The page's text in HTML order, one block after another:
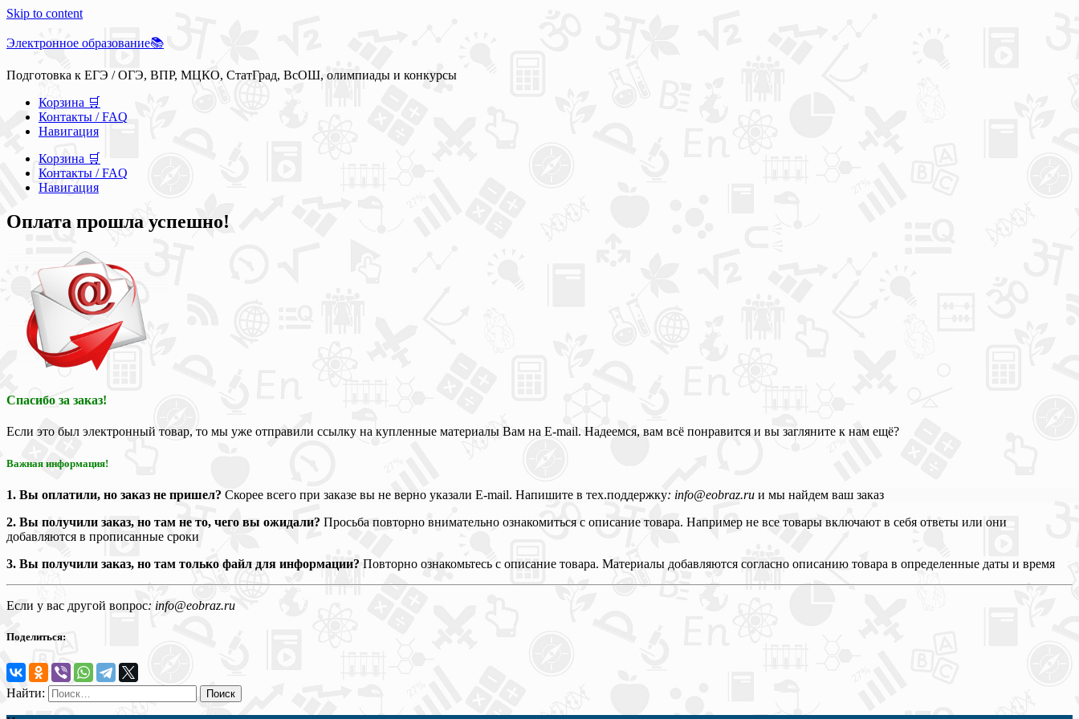
Skip to content
Электронное образование📚
Подготовка к ЕГЭ / ОГЭ, ВПР, МЦКО, СтатГрад, ВсОШ, олимпиады и конкурсы
Корзина 🛒
Контакты / FAQ
Навигация
Корзина 🛒
Контакты / FAQ
Навигация
Оплата прошла успешно!
Спасибо за заказ!
Если это был электронный товар, то мы уже отправили ссылку на купленные материалы Вам на E-mail. Надеемся, вам всё понравится и вы загляните к нам ещё?
Важная информация!
1. Вы оплатили, но заказ не пришел? Скорее всего при заказе вы не верно указали E-mail. Напишите в тех.поддержку: info@eobraz.ru и мы найдем ваш заказ
2. Вы получили заказ, но там не то, чего вы ожидали? Просьба повторно внимательно ознакомиться с описание товара. Например не все товары включают в себя ответы или они
добавляются в прописанные сроки
3. Вы получили заказ, но там только файл для информации? Повторно ознакомьтесь с описание товара. Материалы добавляются согласно описанию товара в определенные даты и время
Если у вас другой вопрос: info@eobraz.ru
Поделиться:
Найти: